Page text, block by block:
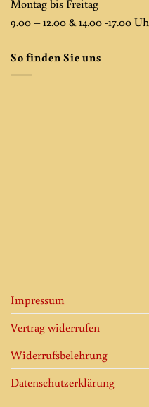
Montag bis Freitag
9.00 – 12.00 & 14.00 -17.00
So finden Sie uns
Impressum
Vertrag widerrufen
Widerrufsbelehrung
Datenschutzerklärung